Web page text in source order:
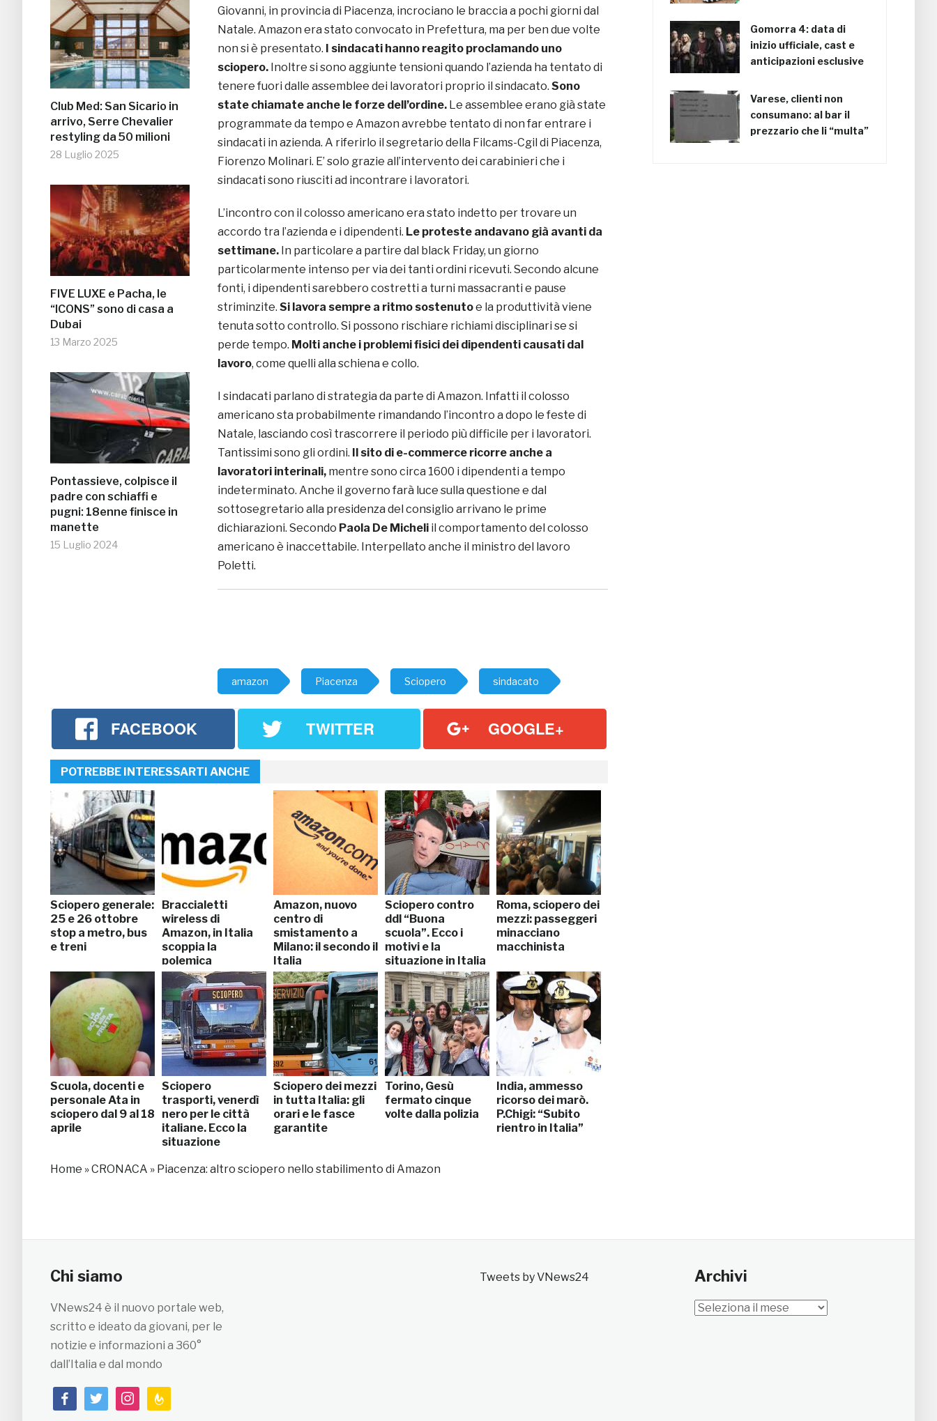
Club Med: San Sicario in
arrivo, Serre Chevalier
restyling da 50 milioni
28 Luglio 2025
FIVE LUXE e Pacha, le
“ICONS” sono di casa a
Dubai
13 Marzo 2025
Pontassieve, colpisce il
padre con schiaffi e
pugni: 18enne finisce in
manette
15 Luglio 2024
Giovanni, in provincia di Piacenza, incrociano le braccia a pochi giorni dal
Natale. Amazon era stato convocato in Prefettura, ma per ben due volte
non si è presentato. I sindacati hanno reagito proclamando uno
sciopero. Inoltre si sono aggiunte tensioni quando l’azienda ha tentato di
tenere fuori dalle assemblee dei lavoratori proprio il sindacato. Sono
state chiamate anche le forze dell’ordine. Le assemblee erano già state
programmate da tempo e Amazon avrebbe tentato di non far entrare i
sindacati in azienda. A riferirlo il segretario della Filcams-Cgil di Piacenza,
Fiorenzo Molinari. E’ solo grazie all’intervento dei carabinieri che i
sindacati sono riusciti ad incontrare i lavoratori.
L’incontro con il colosso americano era stato indetto per trovare un
accordo tra l’azienda e i dipendenti. Le proteste andavano già avanti da
settimane. In particolare a partire dal black Friday, un giorno
particolarmente intenso per via dei tanti ordini ricevuti. Secondo alcune
fonti, i dipendenti sarebbero costretti a turni massacranti e pause
striminzite. Si lavora sempre a ritmo sostenutoe la produttività viene
tenuta sotto controllo. Si possono rischiare richiami disciplinari se si
perde tempo. Molti anche i problemi fisici dei dipendenti causati dal
lavoro, come quelli alla schiena e collo.
I sindacati parlano di strategia da parte di Amazon. Infatti il colosso
americano sta probabilmente rimandando l’incontro a dopo le feste di
Natale, lasciando così trascorrere il periodo più difficile per i lavoratori.
Tantissimi sono gli ordini. Il sito di e-commerce ricorre anche a
lavoratori interinali, mentre sono circa 1600 i dipendenti a tempo
indeterminato. Anche il governo farà luce sulla questione e dal
sottosegretario alla presidenza del consiglio arrivano le prime
dichiarazioni. Secondo Paola De Micheli il comportamento del colosso
americano è inaccettabile. Interpellato anche il ministro del lavoro
Poletti.
amazon Piacenza Sciopero sindacato
FACEBOOK TWITTER GOOGLE+
POTREBBE INTERESSARTI ANCHE
Sciopero generale:
25 e 26 ottobre
stop a metro, bus
e treni
Braccialetti
wireless di
Amazon, in Italia
scoppia la
polemica
Amazon, nuovo
centro di
smistamento a
Milano: il secondo il
Italia
Sciopero contro
ddl “Buona
scuola”. Ecco i
motivi e la
situazione in Italia
Roma, sciopero dei
mezzi: passeggeri
minacciano
macchinista
Scuola, docenti e
personale Ata in
sciopero dal 9 al 18
aprile
Sciopero
trasporti, venerdì
nero per le città
italiane. Ecco la
situazione
Sciopero dei mezzi
in tutta Italia: gli
orari e le fasce
garantite
Torino, Gesù
fermato cinque
volte dalla polizia
India, ammesso
ricorso dei marò.
P.Chigi: “Subito
rientro in Italia”
Home »CRONACA » Piacenza: altro sciopero nello stabilimento di Amazon
Gomorra 4: data di
inizio ufficiale, cast e
anticipazioni esclusive
Varese, clienti non
consumano: al bar il
prezzario che li “multa”
Chi siamo
VNews24 è il nuovo portale web,
scritto e ideato da giovani, per le
notizie e informazioni a 360°
dall’Italia e dal mondo
facebooktwitterinstagramfeedburner
Tweets by VNews24 Archivi
Archivi